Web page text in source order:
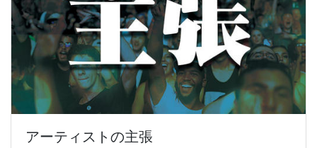
アーティストの主張